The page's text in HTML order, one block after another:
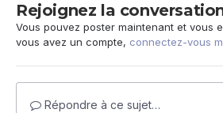
Rejoignez la
Vous pouvez poster maintenant et vous
vous avez un compte, connectez-vous
Répondre à ce sujet…